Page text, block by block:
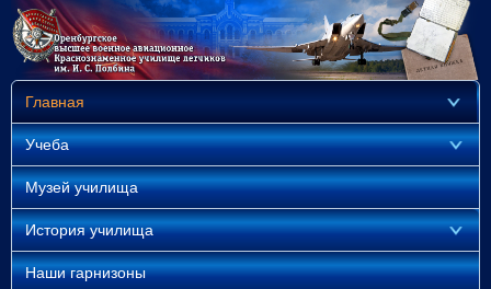
Главная
Учеба
Музей училища
История училища
Наши гарнизоны